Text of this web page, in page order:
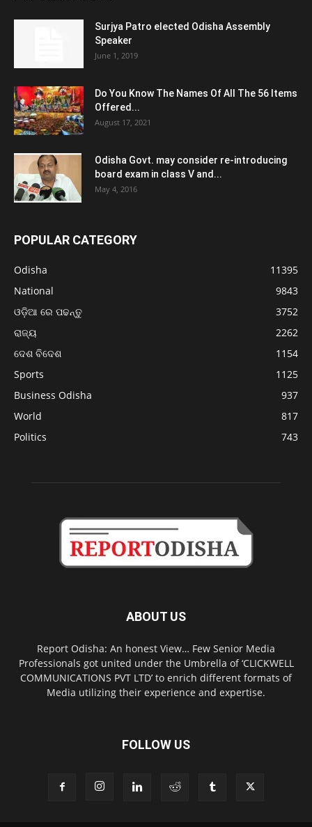
Surjya Patro elected Odisha Assembly
Speaker
June 1, 2019
Do You Know The Names Of All The 56 Items
Offered...
August 17, 2021
Odisha Govt. may consider re-introducing
board exam in class V and...
May 4, 2016
POPULAR CATEGORY
Odisha
11395
National
9843
ଓଡ଼ିଆ ରେ ପଢନ୍ତୁ
3752
ରାଜ୍ୟ
2262
ଦେଶ ବିଦେଶ
1154
Sports
1125
Business Odisha
937
World
817
Politics
743
ABOUT US
Report Odisha: An honest View… Few Senior Media
Professionals got united under the Umbrella of ‘CLICKWELL
COMMUNICATIONS PVT LTD’ to enrich different formats of
Media utilizing their experience and expertise.
FOLLOW US